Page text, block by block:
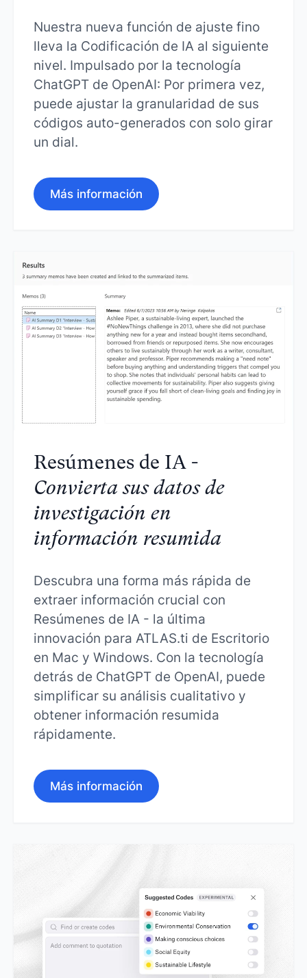
Nuestra nueva función de ajuste fino
lleva la Codificación de IA al siguiente
nivel. Impulsado por la tecnología
ChatGPT de OpenAI: Por primera vez,
puede ajustar la granularidad de sus
códigos auto-generados con solo girar
un dial.
Más información
Resúmenes de IA -
Convierta sus datos de
investigación en
información resumida
Descubra una forma más rápida de
extraer información crucial con
Resúmenes de IA - la última
innovación para ATLAS.ti de Escritorio
en Mac y Windows. Con la tecnología
detrás de ChatGPT de OpenAI, puede
simplificar su análisis cualitativo y
obtener información resumida
rápidamente.
Más información